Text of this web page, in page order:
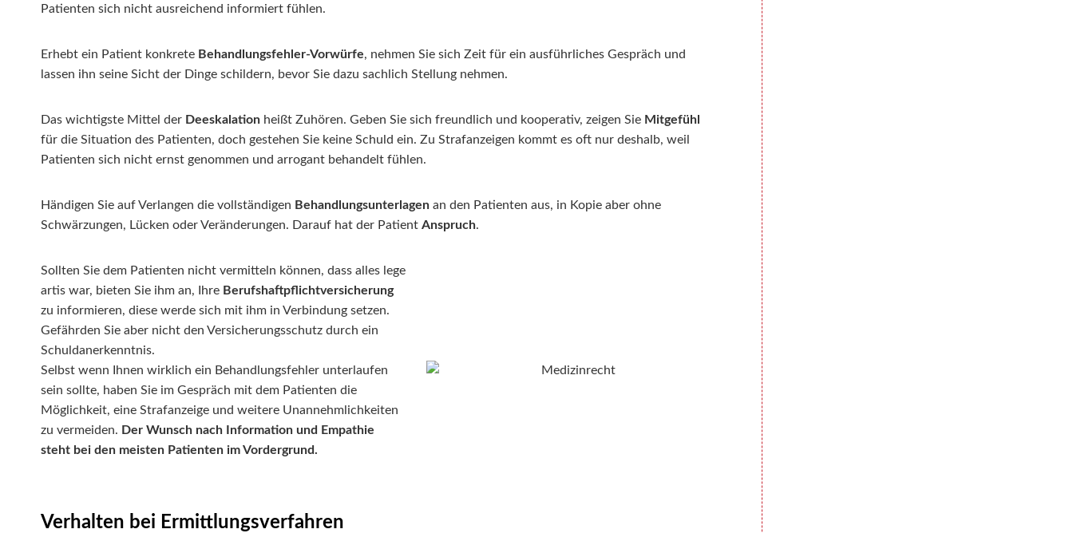
Patienten sich nicht ausreichend informiert fühlen.
Erhebt ein Patient konkrete Behandlungsfehler-Vorwürfe, nehmen Sie sich Zeit für ein ausführliches Gespräch und
lassen ihn seine Sicht der Dinge schildern, bevor Sie dazu sachlich Stellung nehmen.
Das wichtigste Mittel der Deeskalation heißt Zuhören. Geben Sie sich freundlich und kooperativ, zeigen Sie Mitgefühl
für die Situation des Patienten, doch gestehen Sie keine Schuld ein. Zu Strafanzeigen kommt es oft nur deshalb, weil
Patienten sich nicht ernst genommen und arrogant behandelt fühlen.
Händigen Sie auf Verlangen die vollständigen Behandlungsunterlagen an den Patienten aus, in Kopie aber ohne
Schwärzungen, Lücken oder Veränderungen. Darauf hat der Patient Anspruch.
Sollten Sie dem Patienten nicht vermitteln können, dass alles lege
artis war, bieten Sie ihm an, Ihre Berufshaftpflichtversicherung
zu informieren, diese werde sich mit ihm in Verbindung setzen.
Gefährden Sie aber nicht den Versicherungsschutz durch ein
Schuldanerkenntnis.
Selbst wenn Ihnen wirklich ein Behandlungsfehler unterlaufen
sein sollte, haben Sie im Gespräch mit dem Patienten die
Möglichkeit, eine Strafanzeige und weitere Unannehmlichkeiten
zu vermeiden. Der Wunsch nach Information und Empathie
steht bei den meisten Patienten im Vordergrund.
Verhalten bei Ermittlungsverfahren